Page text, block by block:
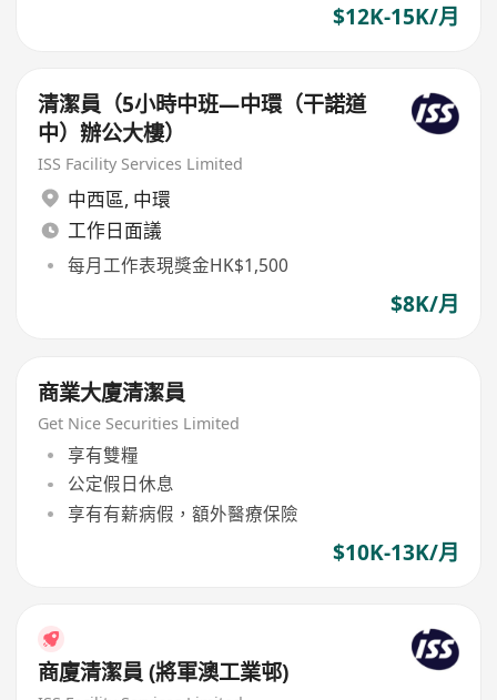
$12K-15K/月
清潔員（5小時中班—中環（干諾道
中）辦公大樓）
ISS Facility Services Limited
中西區, 中環
工作日面議
每月工作表現獎金HK$1,500
$8K/月
商業大廈清潔員
Get Nice Securities Limited
享有雙糧
公定假日休息
享有有薪病假，額外醫療保險
$10K-13K/月
商廈清潔員 (將軍澳工業邨)